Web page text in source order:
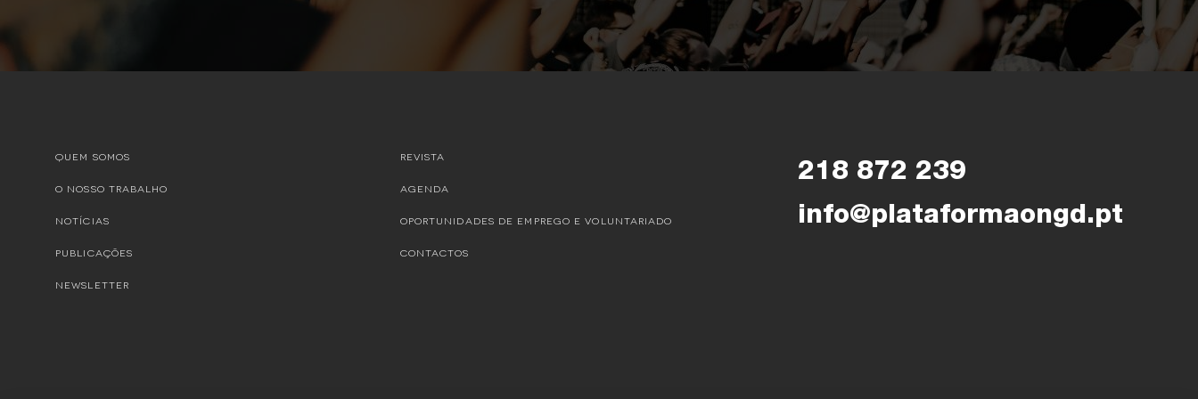
QUEM SOMOS
O NOSSO TRABALHO
NOTÍCIAS
PUBLICAÇÕES
NEWSLETTER
REVISTA
AGENDA
OPORTUNIDADES DE EMPREGO E VOLUNTARIADO
CONTACTOS
218 872 239
info@plataformaongd.pt